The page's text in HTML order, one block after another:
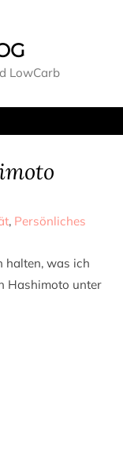
LowCarb
, Persönliches
halten, was ich
Hashimoto unter